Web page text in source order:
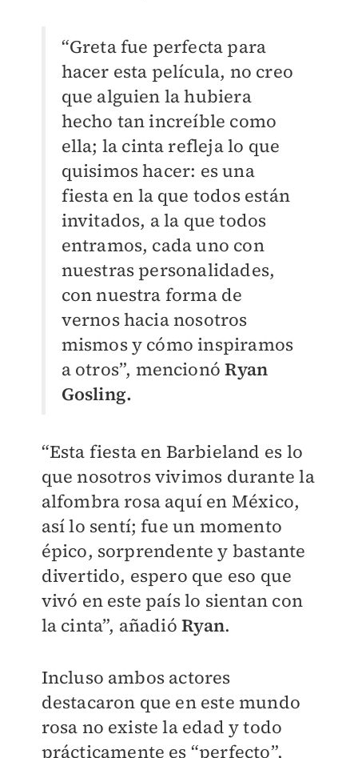
“Greta fue perfecta para
hacer esta película, no creo
que alguien la hubiera
hecho tan increíble como
ella; la cinta refleja lo que
quisimos hacer: es una
fiesta en la que todos están
invitados, a la que todos
entramos, cada uno con
nuestras personalidades,
con nuestra forma de
vernos hacia nosotros
mismos y cómo inspiramos
a otros”, mencionóRyan
Gosling.
“Esta fiesta en Barbieland es lo
que nosotros vivimos durante la
alfombra rosa aquí en México,
así lo sentí; fue un momento
épico, sorprendente y bastante
divertido, espero que eso que
vivó en este país lo sientan con
la cinta”, añadióRyan.
Incluso ambos actores
destacaron que en este mundo
rosa no existe la edad y todo
prácticamente es “perfecto”,